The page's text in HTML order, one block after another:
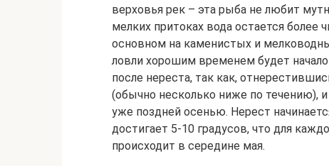
верховья рек – эта рыба не любит
мелких притоках вода остается более
основном на каменистых и
ловли хорошим временем будет
после нереста, так как,
(обычно несколько ниже по течению),
уже поздней осенью. Нерест
достигает 5-10 градусов, что для
происходит в середине мая.